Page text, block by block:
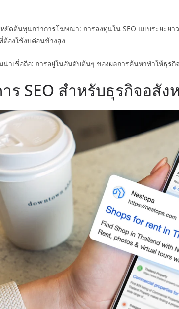
ยัดต้นทุนกว่าการโฆษณา: การลงทุนใน SEO แบบระยะยา
องใช้งบค่อนข้างสูง
น่าเชื่อถือ: การอยู่ในอันดับต้นๆ ของผลการค้นหาทำให้ธุร
ร SEO สำหรับธุรกิจอสัง